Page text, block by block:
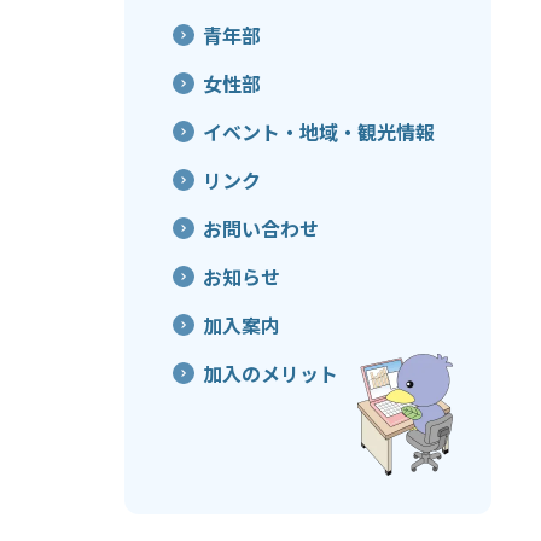
青年部
女性部
イベント・地域・観光情報
リンク
お問い合わせ
お知らせ
加入案内
加入のメリット